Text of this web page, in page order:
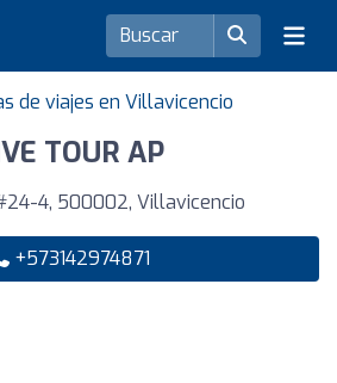
de viajes en Villavicencio
TOUR AP
4, 500002, Villavicencio
+573142974871